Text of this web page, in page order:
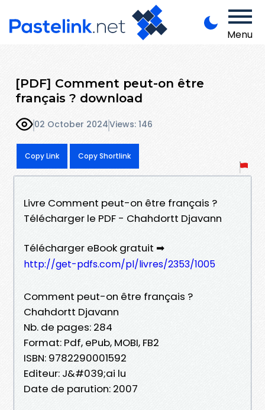
Menu
[PDF] Comment peut-on être
français ? download
02 October 2024Views: 146
Copy Link Copy Shortlink
Livre Comment peut-on être français ?
Télécharger le PDF - Chahdortt Djavann
Télécharger eBook gratuit ➡
http://get-pdfs.com/pl/livres/2353/1005
Comment peut-on être français ?
Chahdortt Djavann
Nb. de pages: 284
Format: Pdf, ePub, MOBI, FB2
ISBN: 9782290001592
Editeur: J&#039;ai lu
Date de parution: 2007